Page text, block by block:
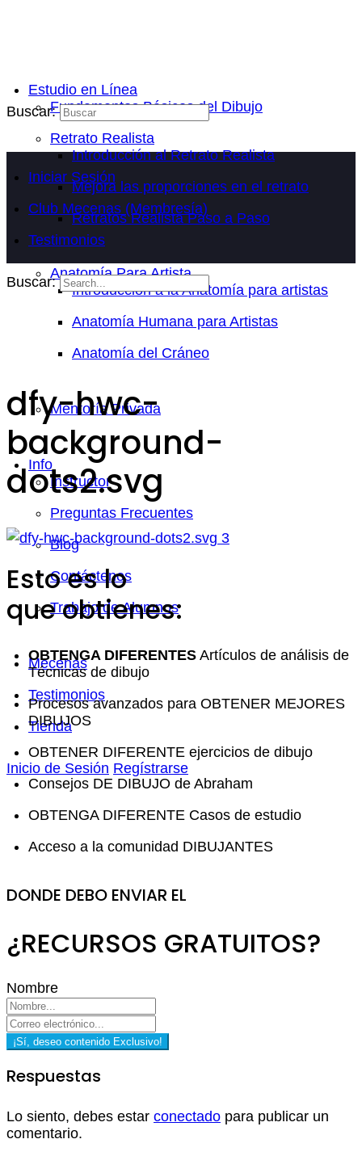
Estudio en Línea
Fundamentos Básicos del Dibujo
Retrato Realista
Introducción al Retrato Realista
Mejora las proporciones en el retrato
Retratos Realista Paso a Paso
Anatomía Para Artista
Introducción a la Anatomía para artistas
Anatomía Humana para Artistas
Anatomía del Cráneo
Mentoría Privada
Info
Instructor
Preguntas Frecuentes
Blog
Contáctenos
Trabajo de Alumnos
Mecenas
Testimonios
Tienda
Inicio de Sesión Regístrarse
Buscar:
Iniciar Sesión
Club Mecenas (Membresía)
Testimonios
Buscar:
dfy-hwc-
background-
dots2.svg
Esto es lo
que obtienes:
OBTENGA DIFERENTES Artículos de análisis de
Técnicas de dibujo
Procesos avanzados para OBTENER MEJORES
DIBUJOS
OBTENER DIFERENTE ejercicios de dibujo
Consejos DE DIBUJO de Abraham
OBTENGA DIFERENTE Casos de estudio
Acceso a la comunidad DIBUJANTES
DONDE DEBO ENVIAR EL
¿RECURSOS GRATUITOS?
Nombre
¡Sí, deseo contenido Exclusivo!
Respuestas
Lo siento, debes estar conectado para publicar un
comentario.